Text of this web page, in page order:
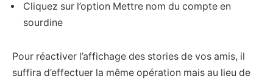
Cliquez sur l’option Mettre nom du compte en
sourdine
Pour réactiver l’affichage des stories de vos amis, il
suffira d’effectuer la même opération mais au lieu de